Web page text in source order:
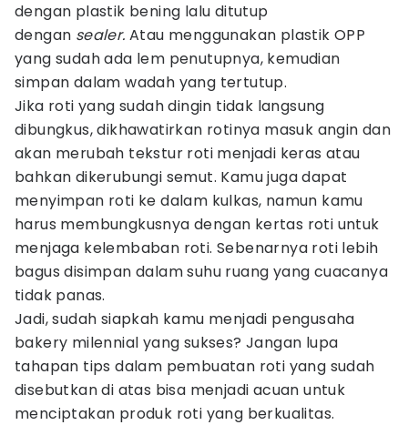
dengan plastik bening lalu ditutup
dengan sealer.Atau menggunakan plastik OPP
yang sudah ada lem penutupnya, kemudian
simpan dalam wadah yang tertutup.
Jika roti yang sudah dingin tidak langsung
dibungkus, dikhawatirkan rotinya masuk angin dan
akan merubah tekstur roti menjadi keras atau
bahkan dikerubungi semut. Kamu juga dapat
menyimpan roti ke dalam kulkas, namun kamu
harus membungkusnya dengan kertas roti untuk
menjaga kelembaban roti. Sebenarnya roti lebih
bagus disimpan dalam suhu ruang yang cuacanya
tidak panas.
Jadi, sudah siapkah kamu menjadi pengusaha
bakery milennial yang sukses? Jangan lupa
tahapan tips dalam pembuatan roti yang sudah
disebutkan di atas bisa menjadi acuan untuk
menciptakan produk roti yang berkualitas.